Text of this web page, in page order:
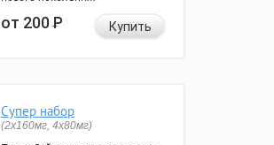
от 200Р Купить
Супер набор
(2х160мг, 4х80мг)